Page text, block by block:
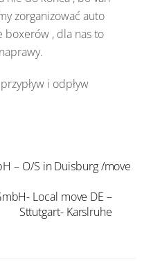
zorganizować auto
, dla nas to
i odpływ
– O/S in Duisburg /move
Local move DE –
Sttutgart- Karslruhe